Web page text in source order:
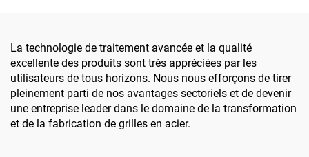
éoliens/de stockage
d'énergie, avec une haute
résistance, une résistance
à la corrosion, une
installation facile et des
dimensions
personnalisables
La technologie de traitement avancée et la qualité
excellente des produits sont très appréciées par les
utilisateurs de tous horizons. Nous nous efforçons de tirer
pleinement parti de nos avantages sectoriels et de devenir
une entreprise leader dans le domaine de la transformation
et de la fabrication de grilles en acier.